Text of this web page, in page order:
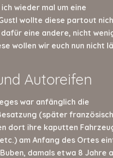
wieder mal um eine
wollte diese partout
eine andere, nicht
wollen wir euch nun nicht
Autoreifen
war anfänglich die
(später
dort ihre kaputten
am Anfang des Ortes
damals etwa 8 Jahre